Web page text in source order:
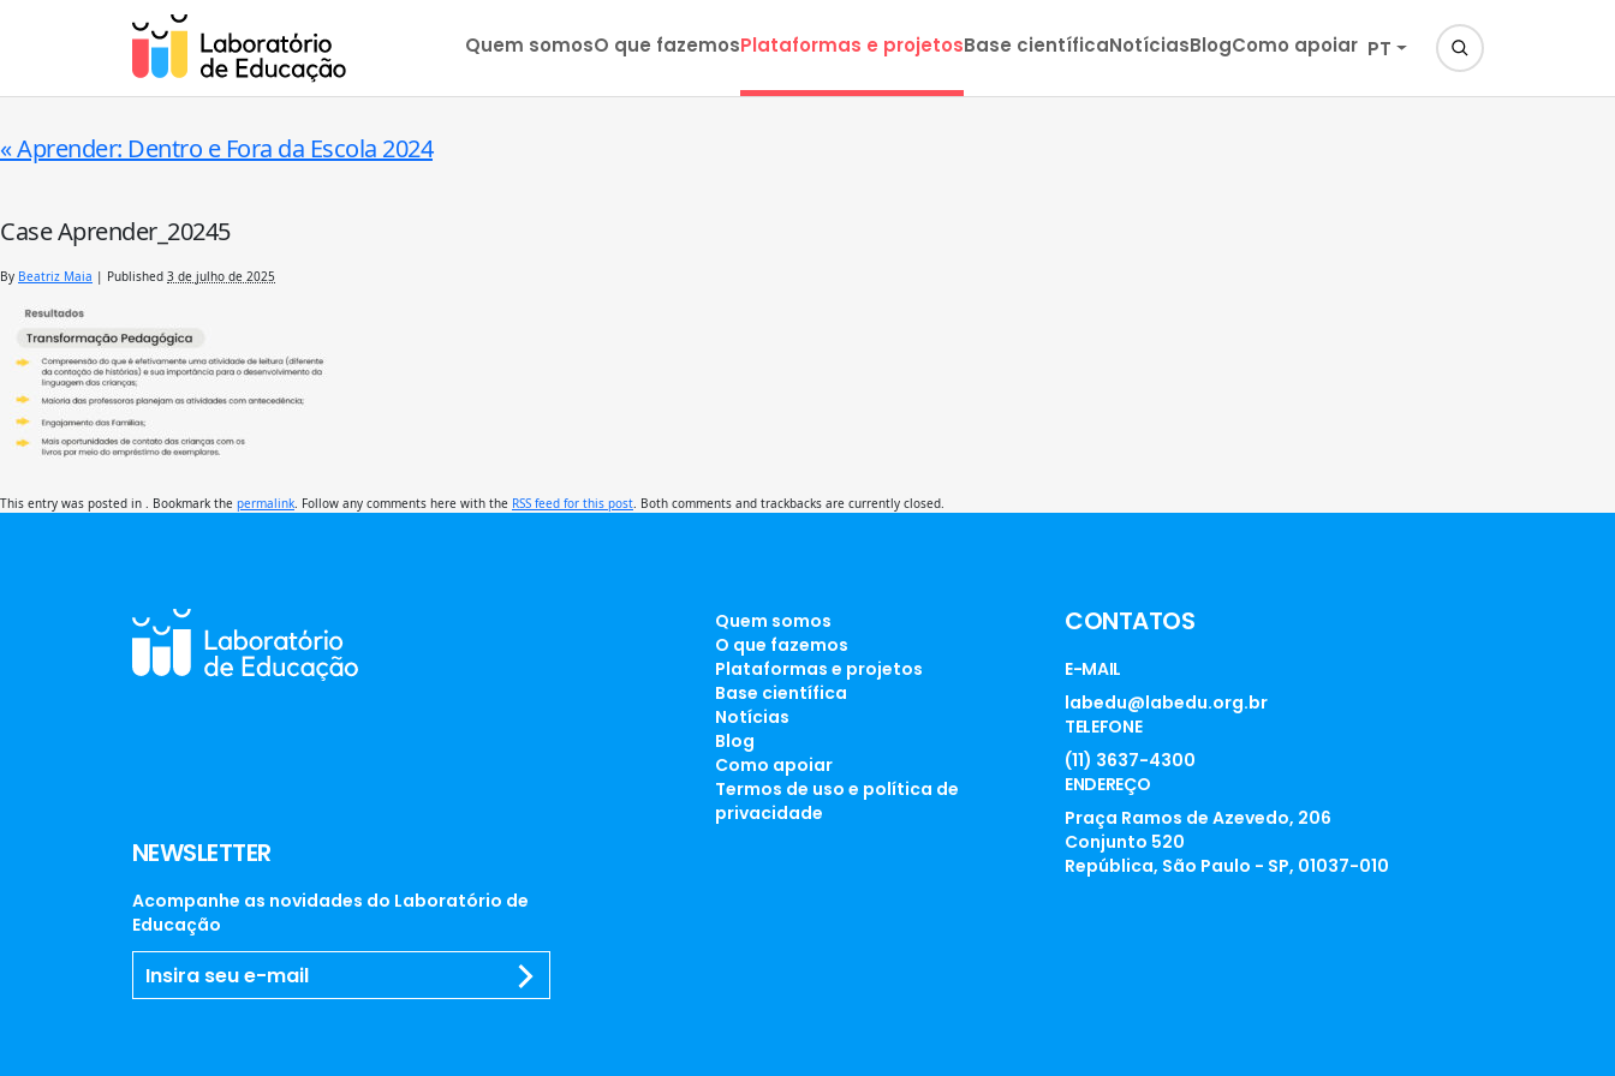
Quem somosO que fazemosPlataformas e projetosBase científicaNotíciasBlogComo apoiar PT
«Aprender: Dentro e Fora da Escola 2024
Case Aprender_20245
By Beatriz Maia | Published 3 de julho de 2025
This entry was posted in . Bookmark the permalink . Follow any comments here with the RSS feed for this post . Both comments and trackbacks are currently closed.
NEWSLETTER
Acompanhe as novidades do Laboratório de
Educação
Quem somos
O que fazemos
Plataformas e projetos
Base científica
Notícias
Blog
Como apoiar
Termos de uso e política de
privacidade
CONTATOS
E-MAIL
labedu@labedu.org.br
TELEFONE
(11) 3637-4300
ENDEREÇO
Praça Ramos de Azevedo, 206
Conjunto 520
República, São Paulo - SP, 01037-010